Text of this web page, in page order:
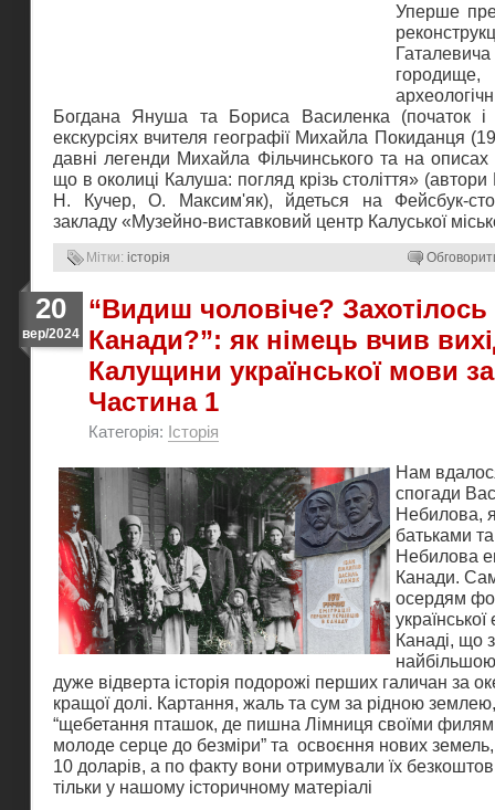
Уперше
городище,
Богдана Януша та Бориса Василенка (початок і
екскурсіях вчителя географії Михайла Покиданця
давні легенди Михайла Фільчинського та на описах
що в околиці Калуша: погляд крізь століття»
Н. Кучер, О. Максим'як), йдеться на Фейсбук-
закладу «Музейно-виставковий центр Калуської
Мітки: історія
20
вер/2024
“Видиш чоловіче?
Канади?”: як німець вчив
Калущини української мови
Частина 1
Категорія: Історія
Нам
спогади
Небилова,
батьками
Небилова
Канади.
осердям
української
Канаді, що
найбільшою
дуже відверта історія подорожі перших галичан за
кращої долі. Картання, жаль та сум за рідною
“щебетання пташок, де пишна Лімниця своїми
молоде серце до безміри” та освоєння нових земель,
10 доларів, а по факту вони отримували їх
тільки у нашому історичному матеріалі